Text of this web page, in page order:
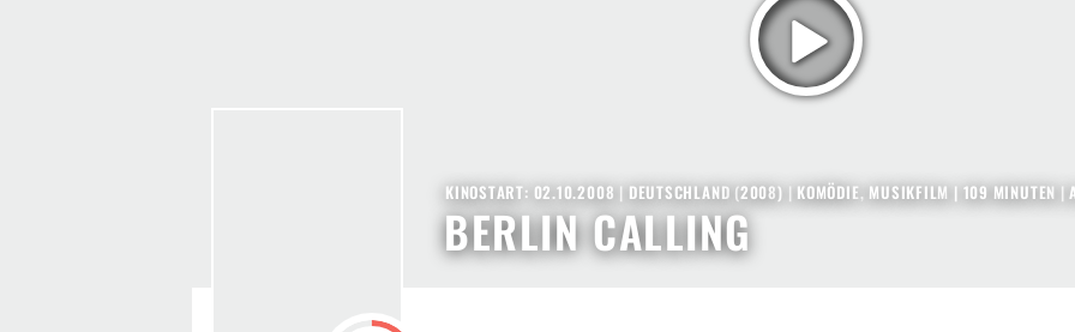
BERLIN CALLING
KINOSTART: 02.10.2008 | DEUTSCHLAND (2008) | KOMÖDIE, MUSIKFILM | 109 MINUTEN |